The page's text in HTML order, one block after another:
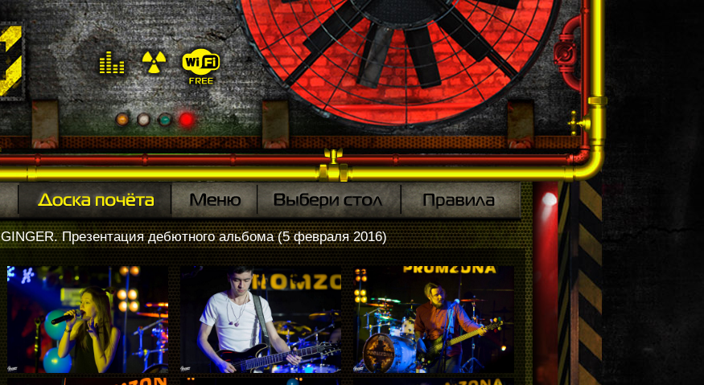
GINGER. Презентация дебютного альбома (5 февраля 2016)